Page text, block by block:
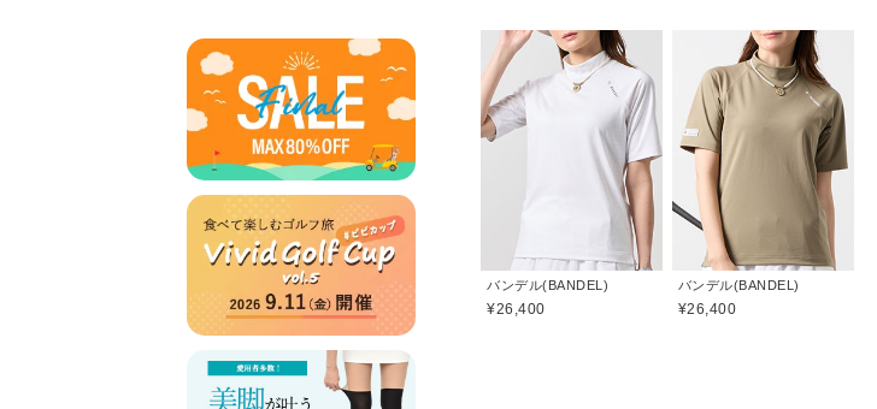
バンデル(BANDEL)
¥26,400
バンデル(BANDEL)
¥26,400